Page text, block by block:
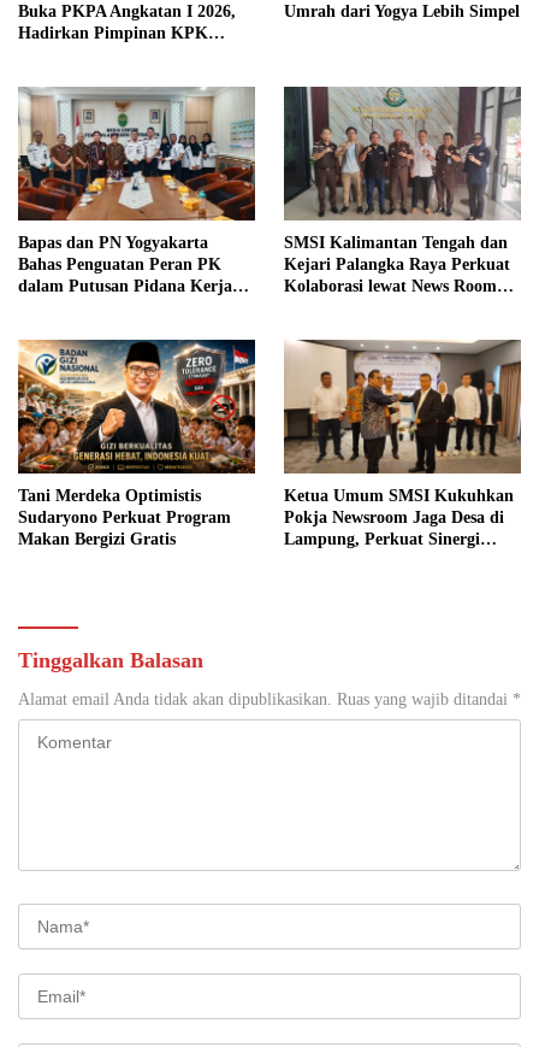
Buka PKPA Angkatan I 2026,
Hadirkan Pimpinan KPK
Umrah dari Yogya Lebih Simpel
Bapas dan PN Yogyakarta
Bahas Penguatan Peran PK
dalam Putusan Pidana Kerja
SMSI Kalimantan Tengah dan
Kejari Palangka Raya Perkuat
Kolaborasi lewat News Room
Tani Merdeka Optimistis
Sudaryono Perkuat Program
Makan Bergizi Gratis
Ketua Umum SMSI Kukuhkan
Pokja Newsroom Jaga Desa di
Lampung, Perkuat Sinergi
Tinggalkan Balasan
Alamat email Anda tidak akan dipublikasikan. Ruas yang wajib ditandai *